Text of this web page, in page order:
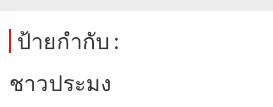
ป้ายกำกับ :
ชาวประมง